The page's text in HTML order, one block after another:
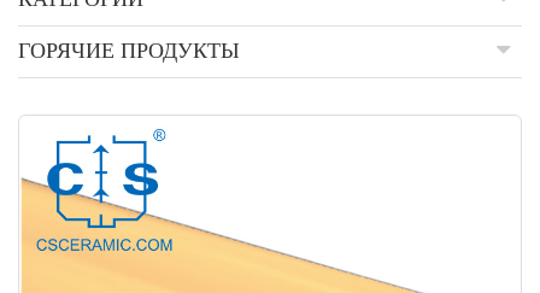
ГОРЯЧИЕ ПРОДУКТЫ